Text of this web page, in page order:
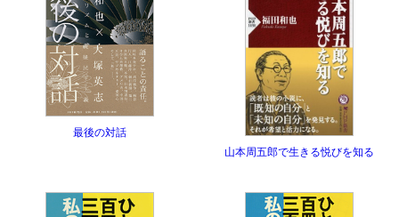
最後の対話
山本周五郎で生きる悦びを知る